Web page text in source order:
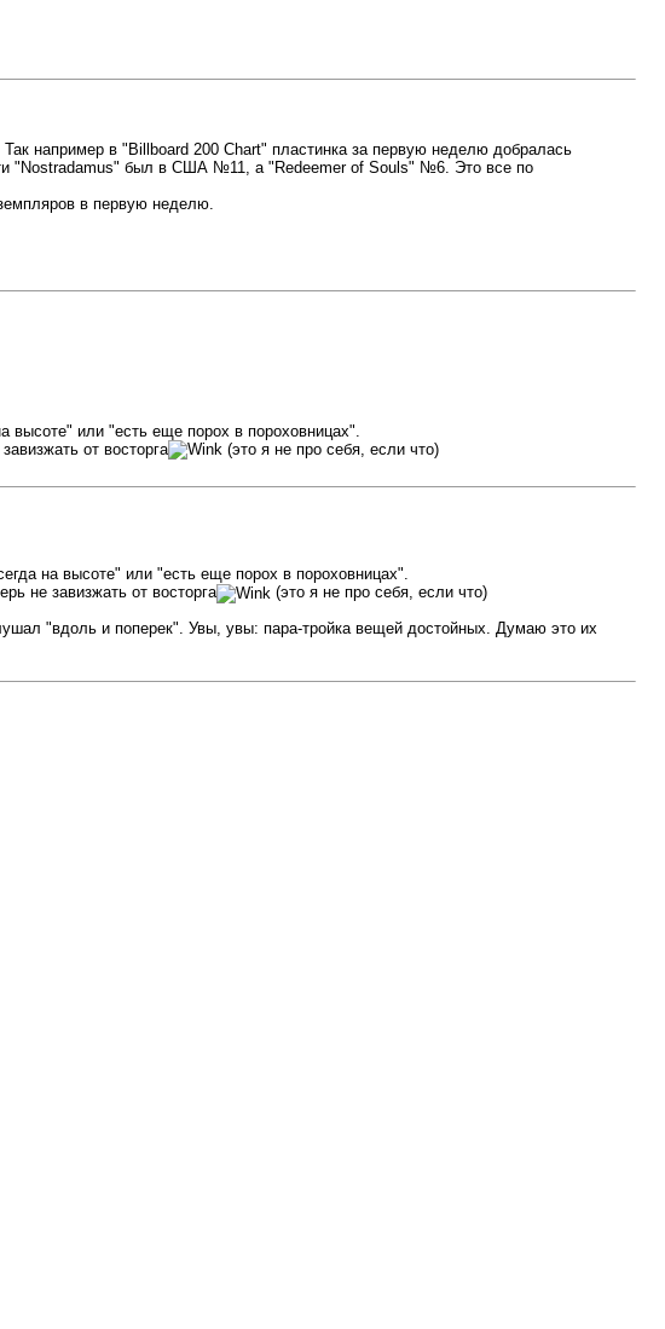
например в "Billboard 200 Chart" пластинка за первую неделю добралась
"Nostradamus" был в США №11, а "Redeemer of Souls" №6. Это все по
в первую неделю.
высоте" или "есть еще порох в пороховницах".
от восторга (это я не про себя, если что)
на высоте" или "есть еще порох в пороховницах".
не завизжать от восторга
(это я не про себя, если что)
"вдоль и поперек". Увы, увы: пара-тройка вещей достойных. Думаю это их